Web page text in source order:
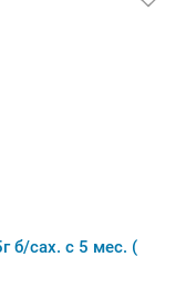
б/сах. с 5 мес. (